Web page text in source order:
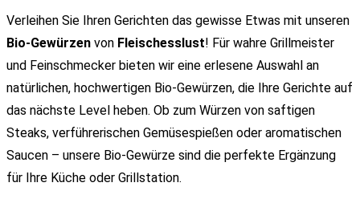
Verleihen Sie Ihren Gerichten das gewisse Etwas mit unseren
Bio-Gewürzen von Fleischesslust! Für wahre Grillmeister
und Feinschmecker bieten wir eine erlesene Auswahl an
natürlichen, hochwertigen Bio-Gewürzen, die Ihre Gerichte auf
das nächste Level heben. Ob zum Würzen von saftigen
Steaks, verführerischen Gemüsespießen oder aromatischen
Saucen – unsere Bio-Gewürze sind die perfekte Ergänzung
für Ihre Küche oder Grillstation.